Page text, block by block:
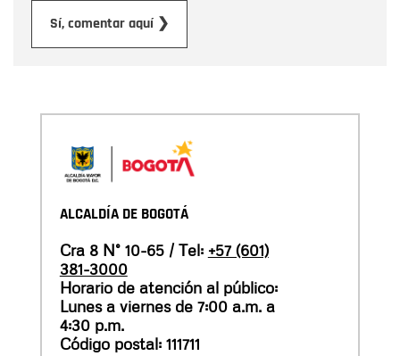
Sí, comentar aquí ❯
ALCALDÍA DE BOGOTÁ
Cra 8 N° 10-65 / Tel: +57 (601)
381-3000
Horario de atención al público:
Lunes a viernes de 7:00 a.m. a
4:30 p.m.
Código postal: 111711